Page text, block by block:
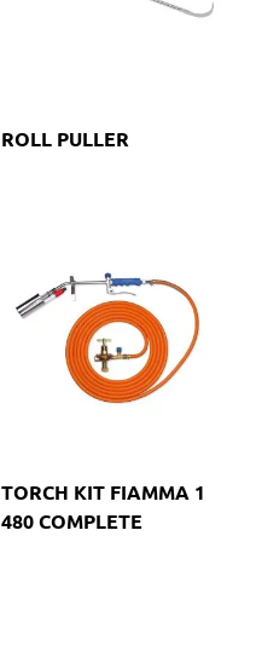
ROLL PULLER
TORCH KIT FIAMMA 1
480 COMPLETE